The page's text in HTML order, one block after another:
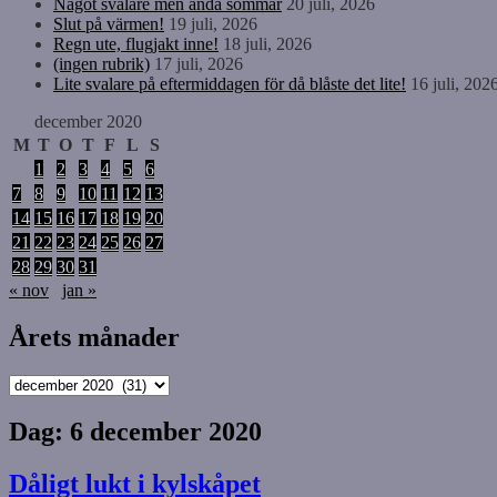
Slut på värmen! 19 juli, 2026
Regn ute, flugjakt inne! 18 juli, 2026
(ingen rubrik) 17 juli, 2026
Lite svalare på eftermiddagen för då blåste det lite! 16 juli,
december 2020
M T O T F L
S
1
2 3 4 5
6
7
8 9 10 11 12 13
14 15 16 17 18 19 20
21 22 23 24 25 26 27
28 29 30 31
« nov
jan »
Årets månader
Årets
Dag: 6 december 2020
Dåligt lukt i kylskåpet